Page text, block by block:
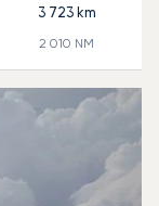
3 723km
2 010 NM